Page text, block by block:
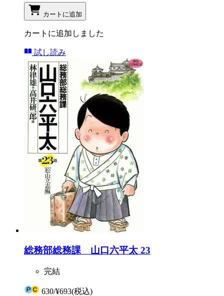
カートに追加
カートに追加しました
試し読み
総務部総務課 山口六平太 23
完結
630/¥693(税込)